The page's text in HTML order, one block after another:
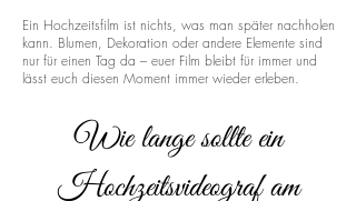
Ein Hochzeitsfilm ist nichts, was man später nachholen
kann. Blumen, Dekoration oder andere Elemente sind
nur für einen Tag da – euer Film bleibt für immer und
lässt euch diesen Moment immer wieder erleben.
Wie lange sollte ein
Hochzeitsvideograf am